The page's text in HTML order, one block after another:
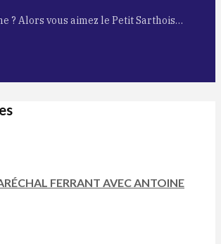
? Alors vous aimez le Petit Sarthois…
FERRANT AVEC ANTOINE